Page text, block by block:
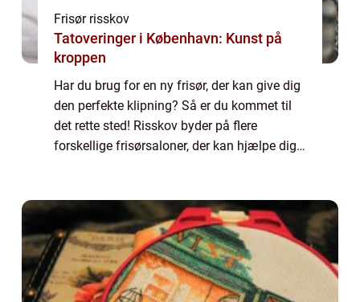
Frisør risskov
Tatoveringer i København: Kunst på
kroppen
Har du brug for en ny frisør, der kan give dig
den perfekte klipning? Så er du kommet til
det rette sted! Risskov byder på flere
forskellige frisørsaloner, der kan hjælpe dig